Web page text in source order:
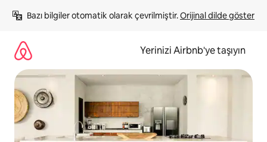
atla
Bazı bilgiler otomatik olarak çevrilmiştir. Orijinal dilde göster
Yerinizi Airbnb'ye taşıyın